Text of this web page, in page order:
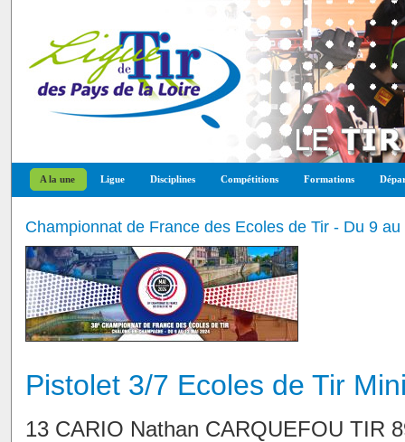
A la une Ligue Disciplines Compétitions Formations
Championnat de France des Ecoles de Tir - Du 9
Pistolet 3/7 Ecoles de Tir
13 CARIO Nathan CARQUEFOU TIR